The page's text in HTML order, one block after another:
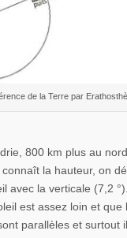
de la Terre par
800 km plus au
la hauteur, on
avec la verticale (7,2
est assez loin et que
parallèles et surtout